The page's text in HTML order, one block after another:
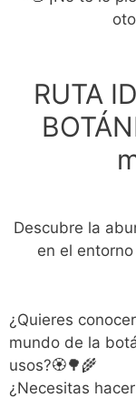
RUTA
Descubre la
en el
¿Quieres
mundo de la
usos?🏵️🌳🌾
¿Necesitas